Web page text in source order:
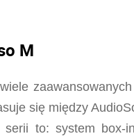
M
się między
to: system box-